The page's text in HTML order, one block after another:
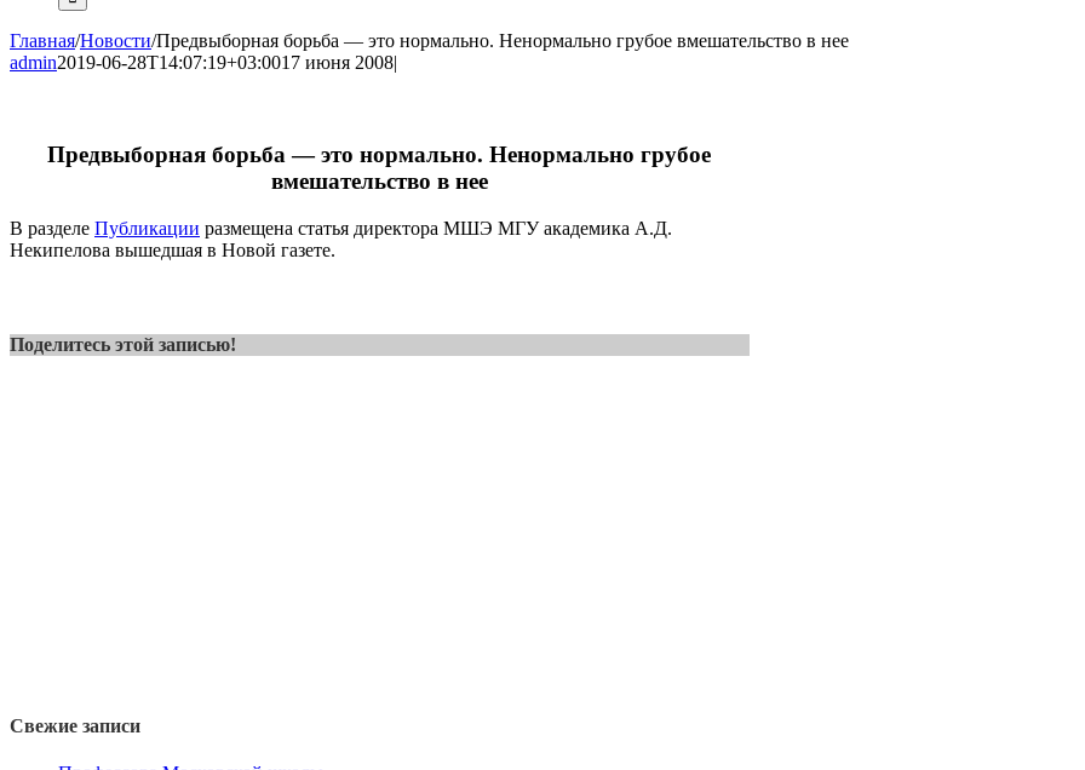
Главная/Новости/Предвыборная борьба — это нормально. Ненормально грубое вмешательство в нее
admin2019-06-28T14:07:19+03:0017 июня 2008|
Предвыборная борьба — это нормально. Ненормально грубое
вмешательство в нее
В разделе Публикации размещена статья директора МШЭ МГУ академика А.Д.
Некипелова вышедшая в Новой газете.
Поделитесь этой записью!
Свежие записи